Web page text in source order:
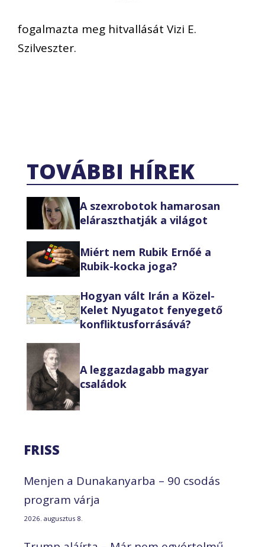
fogalmazta meg hitvallását Vizi E.
Szilveszter.
TOVÁBBI HÍREK
A szexrobotok hamarosan
eláraszthatják a világot
Miért nem Rubik Ernőé a
Rubik-kocka joga?
Hogyan vált Irán a Közel-
Kelet Nyugatot fenyegető
konfliktusforrásává?
A leggazdagabb magyar
családok
FRISS
Menjen a Dunakanyarba – 90 csodás
program várja
2026. augusztus 8.